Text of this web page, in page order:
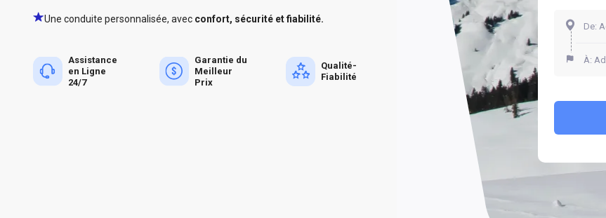
Une conduite personnalisée, avec confort, sécurité et fiabilité.
Assistance
en Ligne
24/7
Garantie du
Meilleur
Prix
Qualité-
Fiabilité